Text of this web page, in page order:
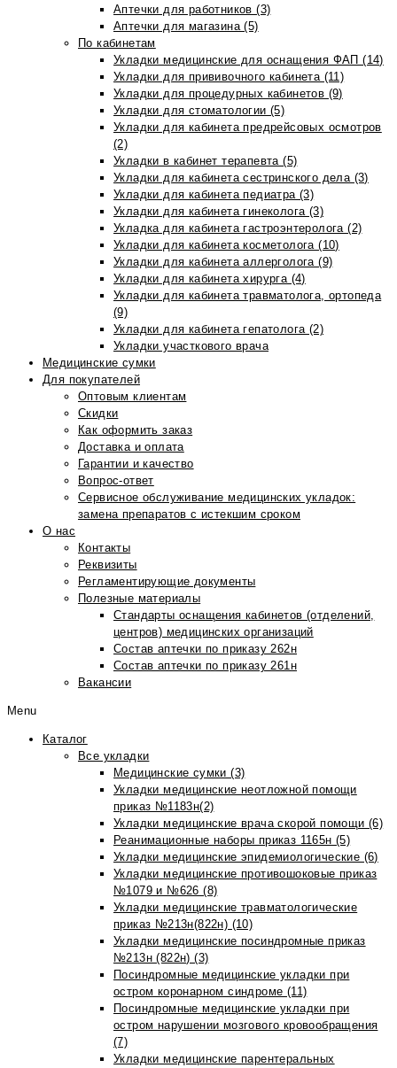
Аптечки для работников (3)
Аптечки для магазина (5)
По кабинетам
Укладки медицинские для оснащения ФАП (14)
Укладки для прививочного кабинета (11)
Укладки для процедурных кабинетов (9)
Укладки для стоматологии (5)
Укладки для кабинета предрейсовых осмотров
(2)
Укладки в кабинет терапевта (5)
Укладки для кабинета сестринского дела (3)
Укладки для кабинета педиатра (3)
Укладки для кабинета гинеколога (3)
Укладка для кабинета гастроэнтеролога (2)
Укладки для кабинета косметолога (10)
Укладки для кабинета аллерголога (9)
Укладки для кабинета хирурга (4)
Укладки для кабинета травматолога, ортопеда
(9)
Укладки для кабинета гепатолога (2)
Укладки участкового врача
Медицинские сумки
Для покупателей
Оптовым клиентам
Скидки
Как оформить заказ
Доставка и оплата
Гарантии и качество
Вопрос-ответ
Сервисное обслуживание медицинских укладок:
замена препаратов с истекшим сроком
О нас
Контакты
Реквизиты
Регламентирующие документы
Полезные материалы
Стандарты оснащения кабинетов (отделений,
центров) медицинских организаций
Состав аптечки по приказу 262н
Состав аптечки по приказу 261н
Вакансии
Menu
Каталог
Все укладки
Медицинские сумки (3)
Укладки медицинские неотложной помощи
приказ №1183н(2)
Укладки медицинские врача скорой помощи (6)
Реанимационные наборы приказ 1165н (5)
Укладки медицинские эпидемиологические (6)
Укладки медицинские противошоковые приказ
№1079 и №626 (8)
Укладки медицинские травматологические
приказ №213н(822н) (10)
Укладки медицинские посиндромные приказ
№213н (822н) (3)
Посиндромные медицинские укладки при
остром коронарном синдроме (11)
Посиндромные медицинские укладки при
остром нарушении мозгового кровообращения
(7)
Укладки медицинские парентеральных